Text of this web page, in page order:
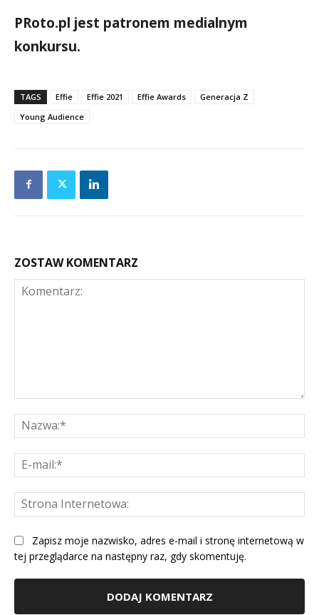
PRoto.pl jest patronem medialnym
konkursu.
TAGS Effie Effie 2021 Effie Awards
Generacja Z
Young Audience
ZOSTAW KOMENTARZ
Zapisz moje nazwisko, adres e-mail i stronę internetową w
tej przeglądarce na następny raz, gdy skomentuję.